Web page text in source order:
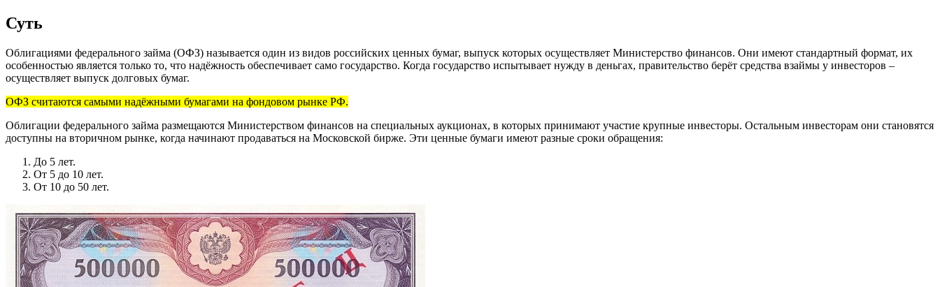
Суть
Облигациями федерального займа (ОФЗ) называется один из видов российских ценных бумаг, выпуск которых осуществляет Министерство финансов. Они имеют стандартный формат, их
особенностью является только то, что надёжность обеспечивает само государство. Когда государство испытывает нужду в деньгах, правительство берёт средства взаймы у инвесторов –
осуществляет выпуск долговых бумаг.
ОФЗ считаются самыми надёжными бумагами на фондовом рынке РФ.
Облигации федерального займа размещаются Министерством финансов на специальных аукционах, в которых принимают участие крупные инвесторы. Остальным инвесторам они становятся
доступны на вторичном рынке, когда начинают продаваться на Московской бирже. Эти ценные бумаги имеют разные сроки обращения:
До 5 лет.
От 5 до 10 лет.
От 10 до 50 лет.